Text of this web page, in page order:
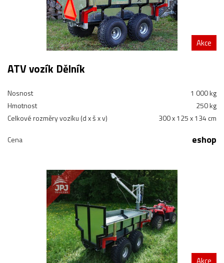
Akce
ATV vozík Dělník
Nosnost
1 000 kg
Hmotnost
250 kg
Celkové rozměry vozíku (d x š x v)
300 x 125 x 134 cm
Cena eshop